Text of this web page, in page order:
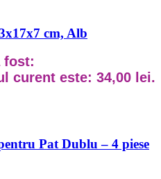
cm, Alb
fost:
curent este: 34,00 lei.
Pat Dublu – 4 piese